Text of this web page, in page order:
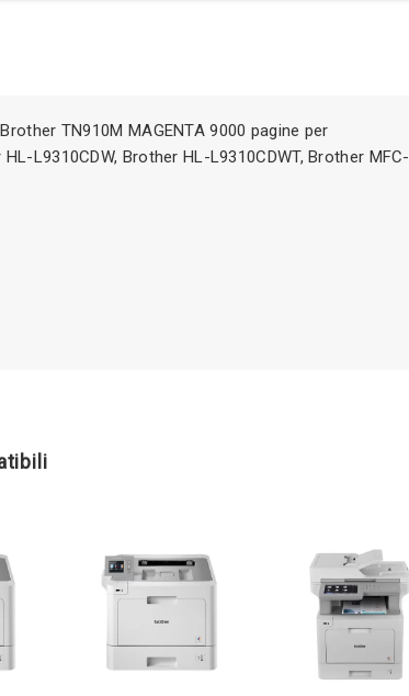
TN910M MAGENTA 9000 pagine per
L9310CDW, Brother HL-L9310CDWT, Brother MFC-